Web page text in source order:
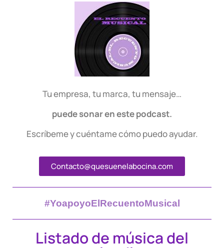
Tu empresa, tu marca, tu mensaje…
puede sonar en este podcast.
Escríbeme y cuéntame cómo puedo ayudar.
Contacto@quesuenelabocina.com
#YoapoyoElRecuentoMusical
Listado de música del